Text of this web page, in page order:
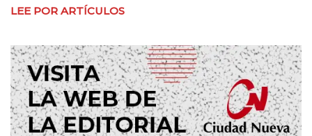
LEE POR ARTÍCULOS